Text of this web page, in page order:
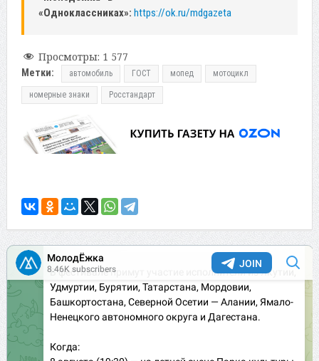
«Одноклассниках»: https://ok.ru/mdgazeta
Просмотры: 1 577
Метки: автомобиль ГОСТ мопед мотоцикл
номерные знаки Росстандарт